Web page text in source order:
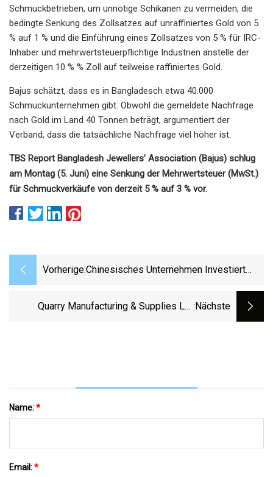
Schmuckbetrieben, um unnötige Schikanen zu vermeiden, die
bedingte Senkung des Zollsatzes auf unraffiniertes Gold von 5
% auf 1 % und die Einführung eines Zollsatzes von 5 % für IRC-
Inhaber und mehrwertsteuerpflichtige Industrien anstelle der
derzeitigen 10 % % Zoll auf teilweise raffiniertes Gold.
Bajus schätzt, dass es in Bangladesch etwa 40.000
Schmuckunternehmen gibt. Obwohl die gemeldete Nachfrage
nach Gold im Land 40 Tonnen beträgt, argumentiert der
Verband, dass die tatsächliche Nachfrage viel höher ist.
TBS Report Bangladesh Jewellers' Association (Bajus) schlug
am Montag (5. Juni) eine Senkung der Mehrwertsteuer (MwSt.)
für Schmuckverkäufe von derzeit 5 % auf 3 % vor.
Vorherige:Chinesisches Unternehmen Investiert
Wirtschaftszone BEPZA
Quarry Manufacturing & Supplies Ltd :nächste
Name:*
Email:*